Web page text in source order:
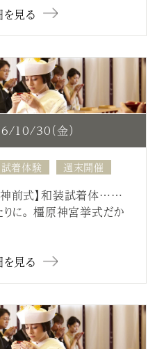
見る
10/30（金）
試着体験 週末開催
神前式】和装試着体……
に。 橿原神宮挙式だか
見る